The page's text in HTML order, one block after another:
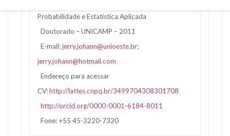
Probabilidade e Estatística Aplicada
Doutorado – UNICAMP – 2011
E-mail:jerry.johann@unioeste.br;
jerry.johann@hotmail.com
Endereço para acessar
CV:http://lattes.cnpq.br/3499704308301708
http://orcid.org/0000-0001-6184-8011
Fone: +55 45-3220-7320